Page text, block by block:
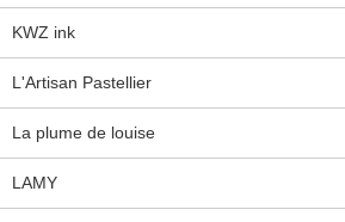
KWZ ink
L'Artisan Pastellier
La plume de louise
LAMY